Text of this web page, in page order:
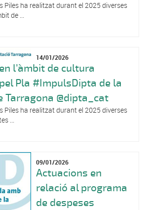
Piles ha realitzat durant el 2025 diverses
de ...
14/01/2026
l’àmbit de cultura
Pla #ImpulsDipta de la
Tarragona @dipta_cat
Piles ha realitzat durant el 2025 diverses
...
09/01/2026
Actuacions en
relació al programa
de despeses